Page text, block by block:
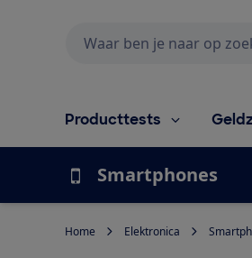
Producttests
Smartphones
Home Elektronica